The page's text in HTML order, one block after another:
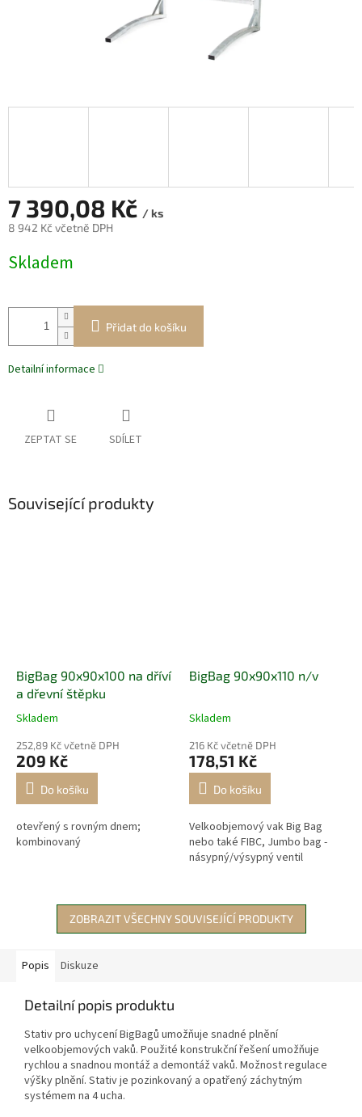
7 390,08 Kč / ks
8 942 Kč včetně DPH
cena:
Skladem
Přidat do košíku
Detailní informace
ZEPTAT SE SDÍLET
Související produkty
BigBag 90x90x100 na dříví
a dřevní štěpku
Skladem
252,89 Kč včetně DPH
209 Kč
Do košíku
otevřený s rovným dnem;
kombinovaný
BigBag 90x90x110 n/v
Skladem
216 Kč včetně DPH
178,51 Kč
Do košíku
Velkoobjemový vak Big Bag
nebo také FIBC, Jumbo bag -
násypný/výsypný ventil
ZOBRAZIT VŠECHNY SOUVISEJÍCÍ PRODUKTY
Popis Diskuze
Detailní popis produktu
Stativ pro uchycení BigBagů umožňuje snadné plnění
velkoobjemových vaků. Použité konstrukční řešení umožňuje
rychlou a snadnou montáž a demontáž vaků. Možnost regulace
výšky plnění. Stativ je pozinkovaný a opatřený záchytným
systémem na 4 ucha.